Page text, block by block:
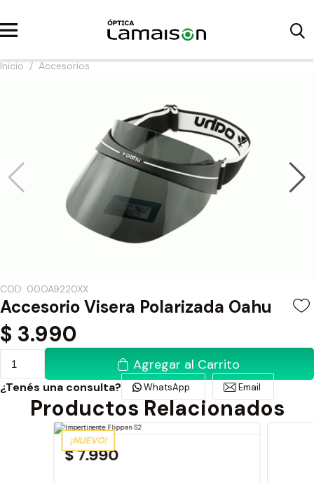
Inicio / Accesorios
COD: 00OA9220XX
Accesorio Visera Polarizada Oahu
$ 3.990
Agregar al Carrito
¿Tenés una consulta? WhatsApp Email
Productos Relacionados
¡NUEVO!
$ 7.990